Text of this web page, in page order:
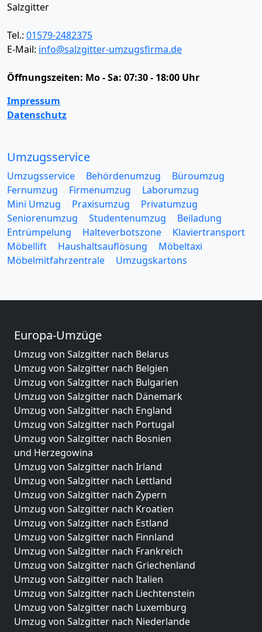
Salzgitter
Tel.: 01579-2482375
E-Mail: info@salzgitter-umzugsfirma.de
Öffnungszeiten: Mo - Sa: 07:30 - 18:00 Uhr
Impressum
Datenschutz
Umzugsservice
Umzugsservice Behördenumzug
Büroumzug
Fernumzug
Firmenumzug
Laborumzug
Mini Umzug
Praxisumzug
Privatumzug
Seniorenumzug
Studentenumzug
Beiladung
Entrümpelung
Halteverbotszone
Klaviertransport
Möbellift
Haushaltsauflösung
Möbeltaxi
Möbelmitfahrzentrale
Umzugskartons
Europa-Umzüge
Umzug von Salzgitter nach Belarus
Umzug von Salzgitter nach Belgien
Umzug von Salzgitter nach Bulgarien
Umzug von Salzgitter nach Dänemark
Umzug von Salzgitter nach England
Umzug von Salzgitter nach Portugal
Umzug von Salzgitter nach Bosnien
und Herzegowina
Umzug von Salzgitter nach Irland
Umzug von Salzgitter nach Lettland
Umzug von Salzgitter nach Zypern
Umzug von Salzgitter nach Kroatien
Umzug von Salzgitter nach Estland
Umzug von Salzgitter nach Finnland
Umzug von Salzgitter nach Frankreich
Umzug von Salzgitter nach Griechenland
Umzug von Salzgitter nach Italien
Umzug von Salzgitter nach Liechtenstein
Umzug von Salzgitter nach Luxemburg
Umzug von Salzgitter nach Niederlande